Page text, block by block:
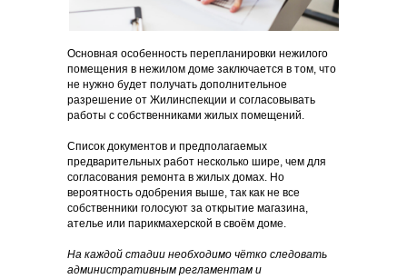
Основная особенность перепланировки нежилого
помещения в нежилом доме заключается в том, что
не нужно будет получать дополнительное
разрешение от Жилинспекции и согласовывать
работы с собственниками жилых помещений.
Список документов и предполагаемых
предварительных работ несколько шире, чем для
согласования ремонта в жилых домах. Но
вероятность одобрения выше, так как не все
собственники голосуют за открытие магазина,
ателье или парикмахерской в своём доме.
На каждой стадии необходимо чётко следовать
административным регламентам и